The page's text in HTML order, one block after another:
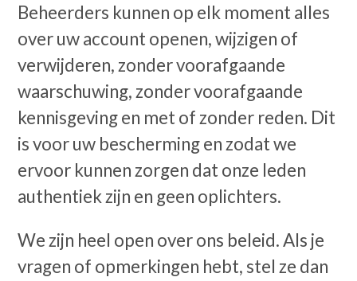
Beheerders kunnen op elk moment alles
over uw account openen, wijzigen of
verwijderen, zonder voorafgaande
waarschuwing, zonder voorafgaande
kennisgeving en met of zonder reden. Dit
is voor uw bescherming en zodat we
ervoor kunnen zorgen dat onze leden
authentiek zijn en geen oplichters.
We zijn heel open over ons beleid. Als je
vragen of opmerkingen hebt, stel ze dan